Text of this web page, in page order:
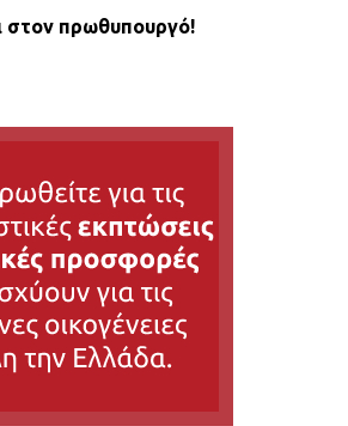
στον πρωθυπουργό!